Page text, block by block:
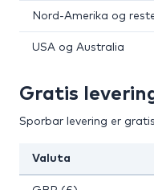
Nord-Amerika og
USA og Australia
Gratis
Sporbar levering er
Valuta